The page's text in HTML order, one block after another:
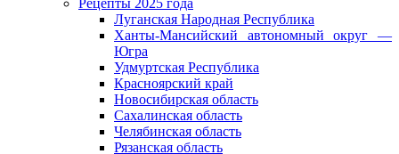
Луганская Народная Республика
Ханты-Мансийский автономный округ —
Югра
Удмуртская Республика
Красноярский край
Новосибирская область
Сахалинская область
Челябинская область
Рязанская область